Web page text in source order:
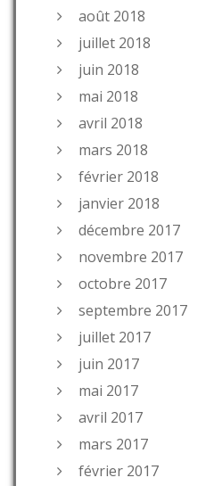
août 2018
juillet 2018
juin 2018
mai 2018
avril 2018
mars 2018
février 2018
janvier 2018
décembre 2017
novembre 2017
octobre 2017
septembre 2017
juillet 2017
juin 2017
mai 2017
avril 2017
mars 2017
février 2017